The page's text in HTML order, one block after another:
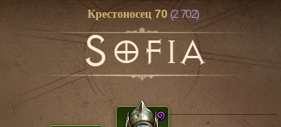
Крестоносец 70(2 702)
SOFIA